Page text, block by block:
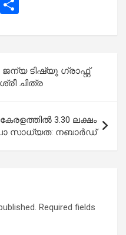
E
ar
eടിഷ്യു ഗ്രാഫ്റ്റ്
ചിത്ര
3.30 ലക്ഷം
സാധ്യത: നബാർഡ്
Required fields